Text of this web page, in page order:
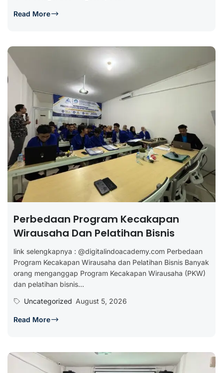
Read More
Perbedaan Program Kecakapan
Wirausaha Dan Pelatihan Bisnis
link selengkapnya : @digitalindoacademy.com Perbedaan
Program Kecakapan Wirausaha dan Pelatihan Bisnis Banyak
orang menganggap Program Kecakapan Wirausaha (PKW)
dan pelatihan bisnis...
Uncategorized August 5, 2026
Read More